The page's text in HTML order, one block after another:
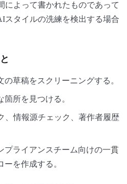
によって書かれたものであって
スタイルの洗練を検出する場合
草稿をスクリーニングする。
箇所を見つける。
、情報源チェック、著作者履歴
プライアンスチーム向けの一貫
を作成する。